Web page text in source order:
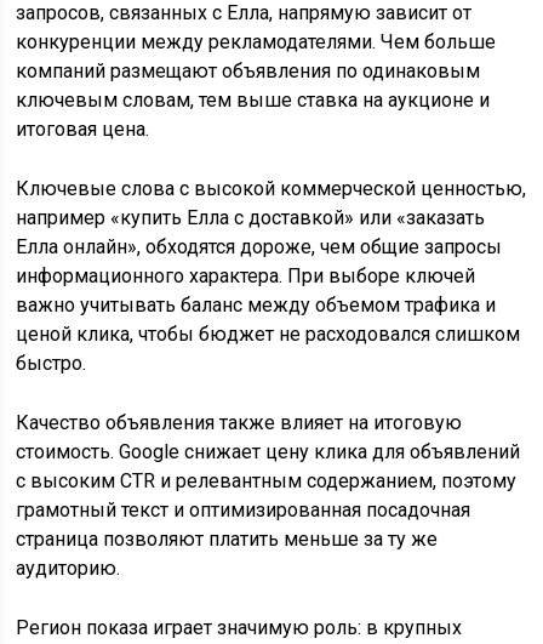
запросов, связанных с Елла, напрямую зависит от
конкуренции между рекламодателями. Чем больше
компаний размещают объявления по одинаковым
ключевым словам, тем выше ставка на аукционе и
итоговая цена.
Ключевые слова с высокой коммерческой ценностью,
например «купить Елла с доставкой» или «заказать
Елла онлайн», обходятся дороже, чем общие запросы
информационного характера. При выборе ключей
важно учитывать баланс между объемом трафика и
ценой клика, чтобы бюджет не расходовался слишком
быстро.
Качество объявления также влияет на итоговую
стоимость. Google снижает цену клика для объявлений
с высоким CTR и релевантным содержанием, поэтому
грамотный текст и оптимизированная посадочная
страница позволяют платить меньше за ту же
аудиторию.
Регион показа играет значимую роль: в крупных